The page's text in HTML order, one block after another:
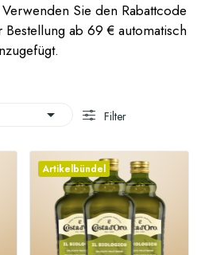
Verwenden Sie den Rabattcode
ab 69 € automatisch
 Filter
Artikelbündel